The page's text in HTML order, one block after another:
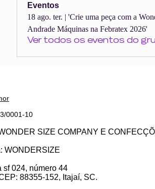
Eventos
18 ago. ter. | 'Crie uma peça com a
Andrade Máquinas na Febratex 2026'
Ver todos os eventos do
0001-10
SIZE COMPANY E
WONDERSIZE
sf 024, número 44
88355-152, Itajaí, SC.